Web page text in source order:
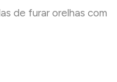
de furar orelhas com